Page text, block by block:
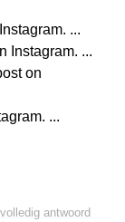
...
Instagram. ...
on
...
antwoord